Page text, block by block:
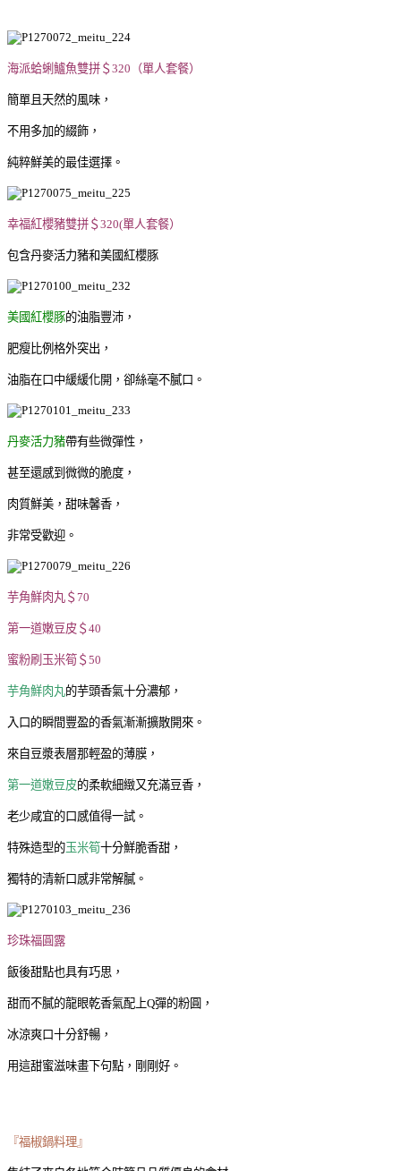
海派蛤蜊鱸魚雙拼＄320（單人套餐）
簡單且天然的風味，
不用多加的綴飾，
純粹鮮美的最佳選擇。
幸福紅櫻豬雙拼＄320(單人套餐）
包含丹麥活力豬和美國紅櫻豚
美國紅櫻豚的油脂豐沛，
肥瘦比例格外突出，
油脂在口中緩緩化開，卻絲毫不膩口。
丹麥活力豬帶有些微彈性，
甚至還感到微微的脆度，
肉質鮮美，甜味馨香，
非常受歡迎。
芋角鮮肉丸＄70
第一道嫩豆皮＄40
蜜粉刷玉米筍＄50
芋角鮮肉丸的芋頭香氣十分濃郁，
入口的瞬間豐盈的香氣漸漸擴散開來。
來自豆漿表層那輕盈的薄膜，
第一道嫩豆皮的柔軟細緻又充滿豆香，
老少咸宜的口感值得一試。
特殊造型的玉米筍十分鮮脆香甜，
獨特的清新口感非常解膩。
珍珠福圓露
飯後甜點也具有巧思，
甜而不膩的龍眼乾香氣配上Q彈的粉圓，
冰涼爽口十分舒暢，
用這甜蜜滋味畫下句點，剛剛好。
『福椒鍋料理』